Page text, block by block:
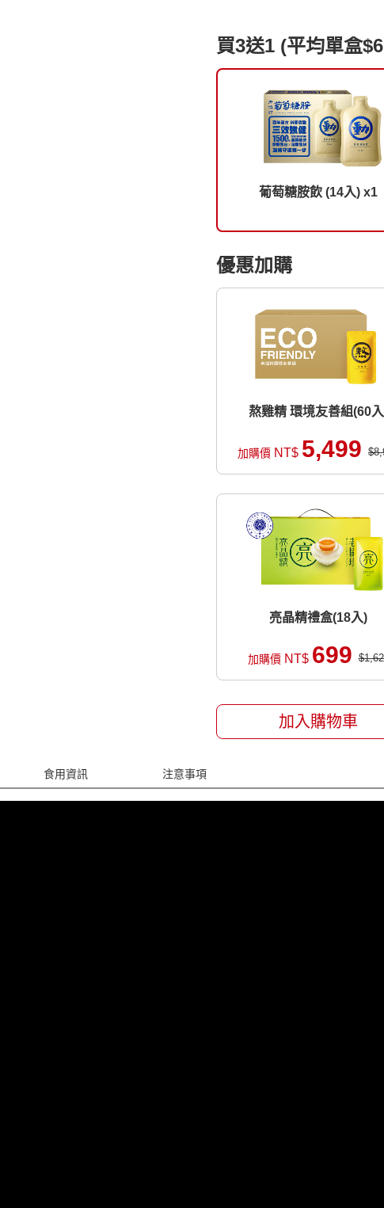
買3送1 (平均單盒
葡萄糖胺飲 (14入) x1
優惠加購
熬雞精 環境友善組(60
加購價 NT$ 5,499
亮晶精禮盒(18入)
加購價NT$ 699
加入購物車
食用資訊 注意事項